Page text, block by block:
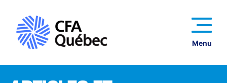
Menu